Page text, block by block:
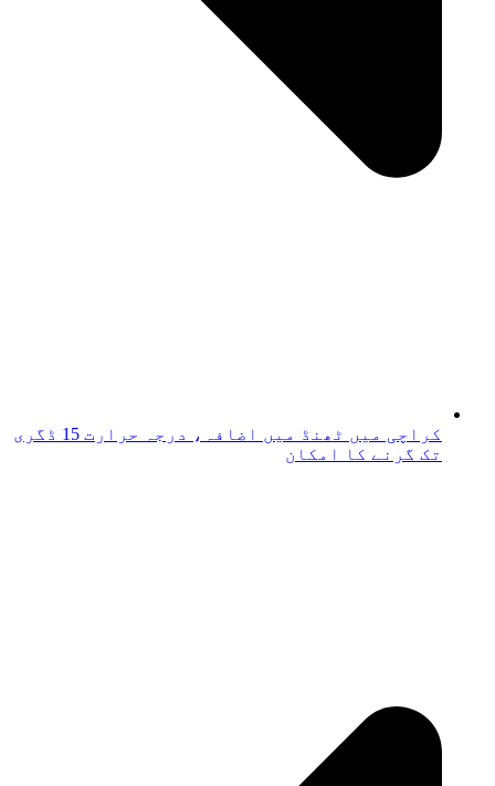
کراچی میں ٹھنڈ میں اضافہ، درجہ حرارت 15 ڈگری
تک گرنے کا امکان